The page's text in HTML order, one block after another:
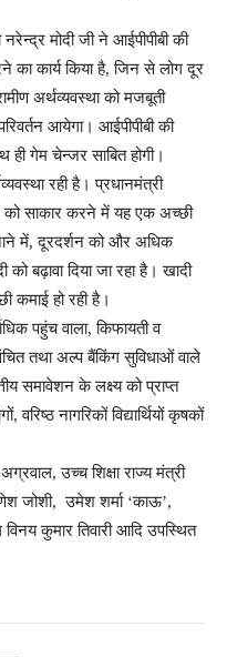
मोदी जी ने आईपीपीबी की
कार्य किया है, जिन से लोग दूर
अर्थव्यवस्था को मजबूती
आयेगा। आईपीपीबी की
ही गेम चेन्जर साबित होगी।
रही है। प्रधानमंत्री
को साकार करने में यह एक अच्छी
में, दूरदर्शन को और अधिक
बढ़ावा दिया जा रहा है। खादी
कमाई हो रही है।
पहुंच वाला, किफायती व
तथा अल्प बैंकिंग सुविधाओं वाले
समावेशन के लक्ष्य को प्राप्त
नागरिकों विद्यार्थियों कृषकों
उच्च शिक्षा राज्य मंत्री
जोशी, उमेश शर्मा ‘काऊ’,
कुमार तिवारी आदि उपस्थित